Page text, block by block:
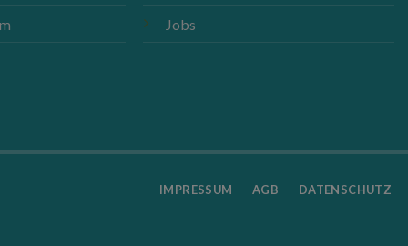
Jobs
IMPRESSUM AGB DATENSCHUTZ